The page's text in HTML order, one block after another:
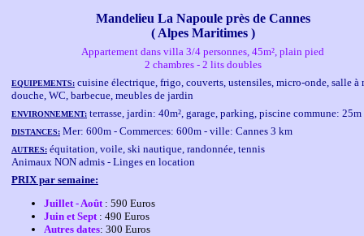
Mandelieu La Napoule près de Cannes
( Alpes Maritimes )
Appartement dans villa 3/4 personnes, 45m², plain pied
2 chambres - 2 lits doubles
EQUIPEMENTS: cuisine électrique, frigo, couverts, ustensiles, micro-onde, salle à
douche, WC, barbecue, meubles de jardin
ENVIRONNEMENT: terrasse, jardin: 40m², garage, parking, piscine commune:
DISTANCES: Mer: 600m - Commerces: 600m - ville: Cannes 3 km
AUTRES: équitation, voile, ski nautique, randonnée, tennis
Animaux NON admis - Linges en location
PRIX par semaine:
Juillet - Août : 590 Euros
Juin et Sept : 490 Euros
Autres dates: 300 Euros